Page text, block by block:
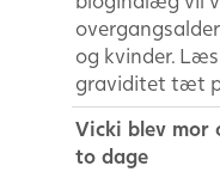
og kvinder.
graviditet tæt
Vicki blev mor
to dage